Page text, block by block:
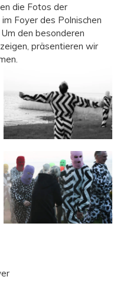
die Fotos der
im Foyer des Polnischen
den besonderen
präsentieren wir